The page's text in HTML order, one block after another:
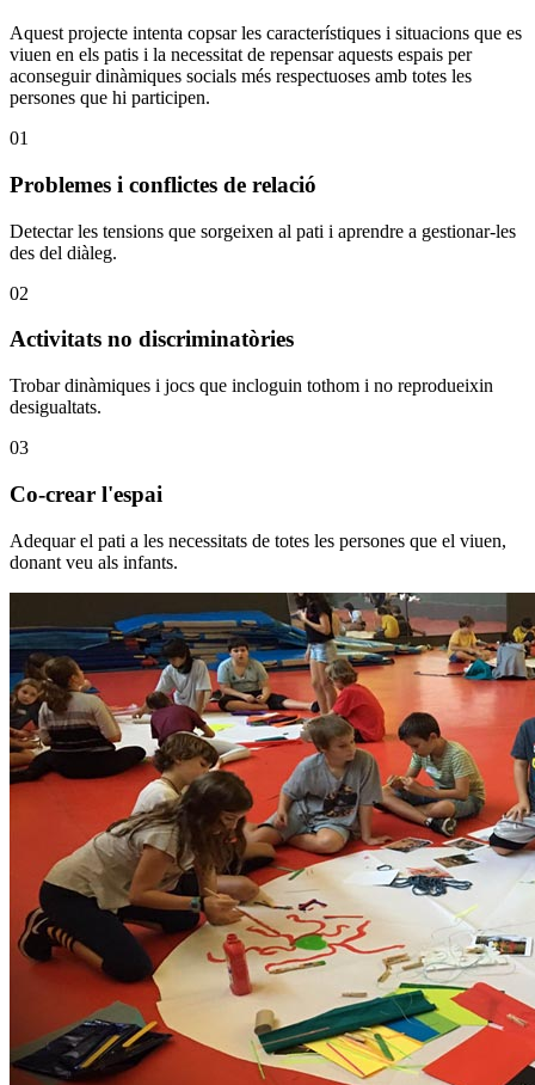
Aquest projecte intenta copsar les característiques i situacions que es
viuen en els patis i la necessitat de repensar aquests espais per
aconseguir dinàmiques socials més respectuoses amb totes les
persones que hi participen.
01
Problemes i conflictes de relació
Detectar les tensions que sorgeixen al pati i aprendre a gestionar-les
des del diàleg.
02
Activitats no discriminatòries
Trobar dinàmiques i jocs que incloguin tothom i no reprodueixin
desigualtats.
03
Co-crear l'espai
Adequar el pati a les necessitats de totes les persones que el viuen,
donant veu als infants.